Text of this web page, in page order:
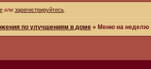
или зарегистрируйтесь.
по улучшениям в доме » Меню на неделю